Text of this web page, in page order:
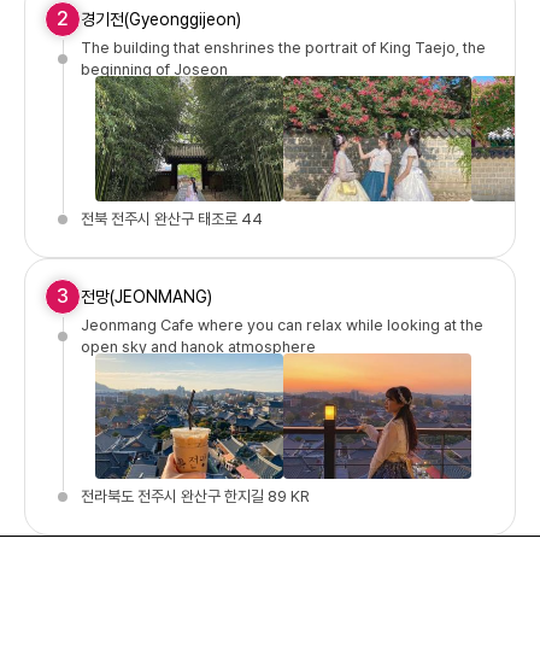
2 경기전(Gyeonggijeon)
The building that enshrines the portrait of King Taejo, the
beginning of Joseon
전북 전주시 완산구 태조로 44
3 전망(JEONMANG)
Jeonmang Cafe where you can relax while looking at the
open sky and hanok atmosphere
전라북도 전주시 완산구 한지길 89 KR